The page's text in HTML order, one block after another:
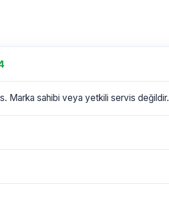
Marka sahibi veya yetkili servis değildir.